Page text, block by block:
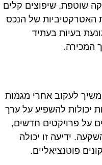
שוטפת, שיפוצים קלים
האטרקטיביות של הנכס
בעיות בעתיד
לעקוב אחרי מגמות
יכולות להשפיע על ערך
על פרויקטים חדשים,
ידיעה זו יכולה
פוטנציאליים.